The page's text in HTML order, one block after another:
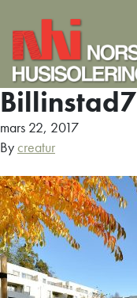
Billinstad7
mars 22, 2017
Bycreatur